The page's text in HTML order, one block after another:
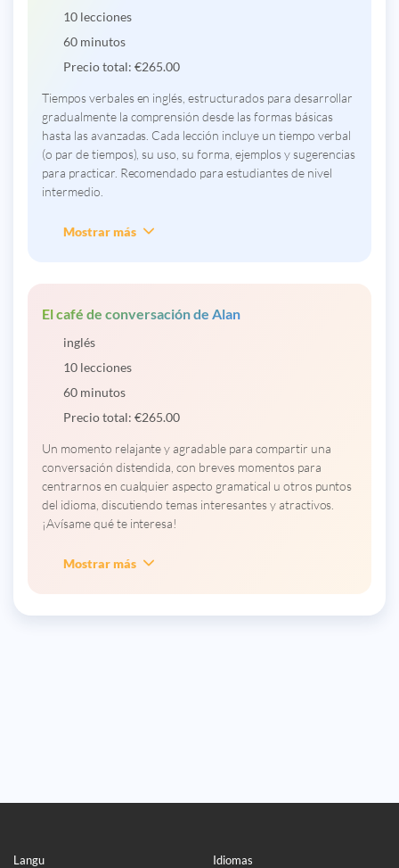
10 lecciones
60 minutos
Precio total: €265.00
Tiempos verbales en inglés, estructurados para desarrollar
gradualmente la comprensión desde las formas básicas
hasta las avanzadas. Cada lección incluye un tiempo verbal
(o par de tiempos), su uso, su forma, ejemplos y sugerencias
para practicar. Recomendado para estudiantes de nivel
intermedio.
Mostrar más
El café de conversación de Alan
inglés
10 lecciones
60 minutos
Precio total: €265.00
Un momento relajante y agradable para compartir una
conversación distendida, con breves momentos para
centrarnos en cualquier aspecto gramatical u otros puntos
del idioma, discutiendo temas interesantes y atractivos.
¡Avísame qué te interesa!
Mostrar más
Langu Idiomas